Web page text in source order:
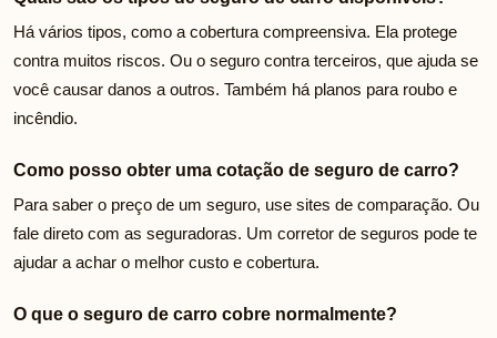
Há vários tipos, como a cobertura compreensiva. Ela protege
contra muitos riscos. Ou o seguro contra terceiros, que ajuda se
você causar danos a outros. Também há planos para roubo e
incêndio.
Como posso obter uma cotação de seguro de carro?
Para saber o preço de um seguro, use sites de comparação. Ou
fale direto com as seguradoras. Um corretor de seguros pode te
ajudar a achar o melhor custo e cobertura.
O que o seguro de carro cobre normalmente?